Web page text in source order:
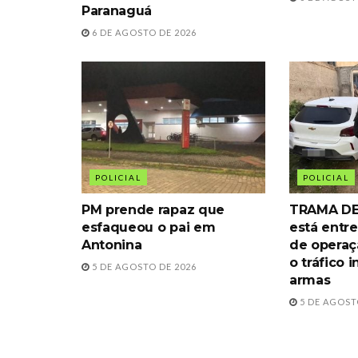
Paranaguá
6 DE AGOSTO DE 2026
POLICIAL
PM prende rapaz que
esfaqueou o pai em
Antonina
5 DE AGOSTO DE 2026
POLICIAL
TRAMA
está
de
o tráfico
armas
5 DE